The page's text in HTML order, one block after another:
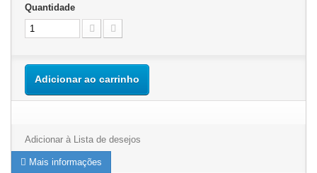
Quantidade
Adicionar ao carrinho
Adicionar à Lista de desejos
Mais informações